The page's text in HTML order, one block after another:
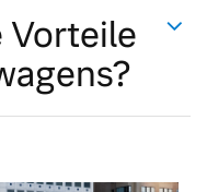
Vorteile